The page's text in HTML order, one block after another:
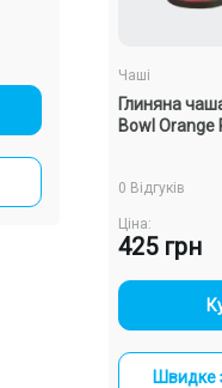
Швидке
Чаші
Глиняна
Bowl Orange
0 Відгуків
Ціна:
425 грн
-
Швидке